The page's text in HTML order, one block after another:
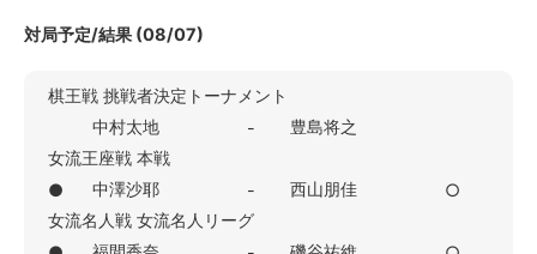
対局予定/結果 (08/07)
棋王戦 挑戦者決定トーナメント
中村太地
-
豊島将之
女流王座戦 本戦
●
中澤沙耶 - 西山朋佳
○
女流名人戦 女流名人リーグ